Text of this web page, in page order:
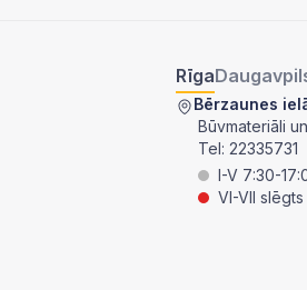
Rīga
Bērzaunes
Būvmateriāli
Tel: 22335731
I-V 7:30-
VI-VII slēgts